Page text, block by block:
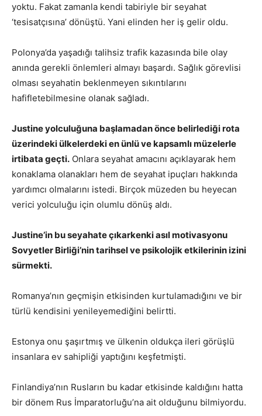
yoktu. Fakat zamanla kendi tabiriyle bir seyahat
‘tesisatçısına’ dönüştü. Yani elinden her iş gelir oldu.
Polonya’da yaşadığı talihsiz trafik kazasında bile olay
anında gerekli önlemleri almayı başardı. Sağlık görevlisi
olması seyahatin beklenmeyen sıkıntılarını
hafifletebilmesine olanak sağladı.
Justine yolculuğuna başlamadan önce belirlediği rota
üzerindeki ülkelerdeki en ünlü ve kapsamlı müzelerle
irtibata geçti. Onlara seyahat amacını açıklayarak hem
konaklama olanakları hem de seyahat ipuçları hakkında
yardımcı olmalarını istedi. Birçok müzeden bu heyecan
verici yolculuğu için olumlu dönüş aldı.
Justine’in bu seyahate çıkarkenki asıl motivasyonu
Sovyetler Birliği’nin tarihsel ve psikolojik etkilerinin izini
sürmekti.
Romanya’nın geçmişin etkisinden kurtulamadığını ve bir
türlü kendisini yenileyemediğini belirtti.
Estonya onu şaşırtmış ve ülkenin oldukça ileri görüşlü
insanlara ev sahipliği yaptığını keşfetmişti.
Finlandiya’nın Rusların bu kadar etkisinde kaldığını hatta
bir dönem Rus İmparatorluğu’na ait olduğunu bilmiyordu.